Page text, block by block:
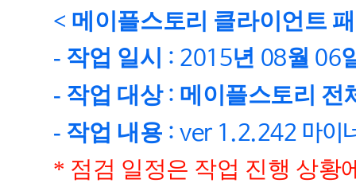
< 메이플스토리 클라이언트
- 작업 일시 : 2015년 08월 06
- 작업 대상: 메이플스토리 전
- 작업 내용 : ver 1.2.242 마이
* 점검 일정은 작업 진행 상황